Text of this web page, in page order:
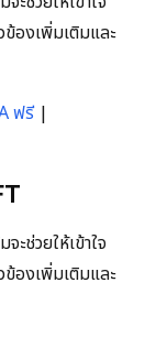
องเพิ่มเติมและ
ฟรี|
ช่วยให้เข้าใจ
องเพิ่มเติมและ